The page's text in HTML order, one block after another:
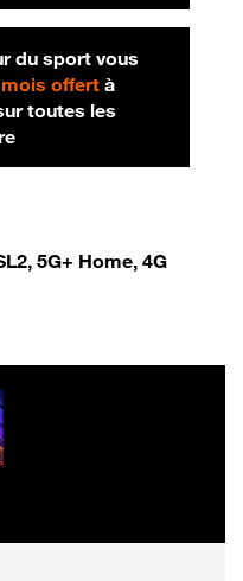
du sport vous
mois offertà
toutes les
5G+ Home, 4G